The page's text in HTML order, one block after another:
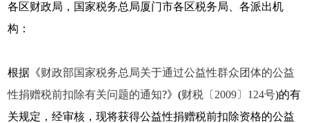
各区财政局，国家税务总局厦门市各区税务局、各派出机
构：
根据《财政部国家税务总局关于通过公益性群众团体的公益
性捐赠税前扣除有关问题的通知?》(财税〔2009〕124号)的有
关规定，经审核，现将获得公益性捐赠税前扣除资格的公益